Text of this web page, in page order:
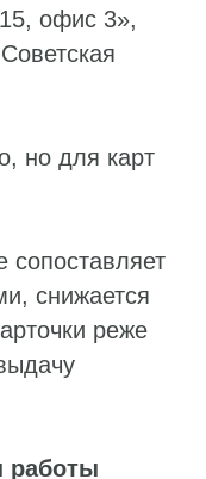
офис 3»,
но для карт
сопоставляет
снижается
реже
работы